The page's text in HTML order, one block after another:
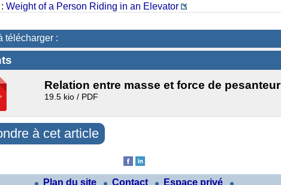
Weight of a Person Riding in an Elevator
télécharger :
Relation entre masse et force de pesanteur
19.5 kio / PDF
à cet article
Plan du site Contact Espace privé